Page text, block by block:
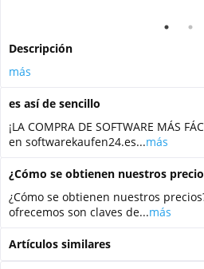
Descripción
más
es así de sencillo
¡LA COMPRA DE SOFTWARE MÁS
en softwarekaufen24.es...más
¿Cómo se obtienen nuestros
¿Cómo se obtienen nuestros
ofrecemos son claves de...más
Artículos similares